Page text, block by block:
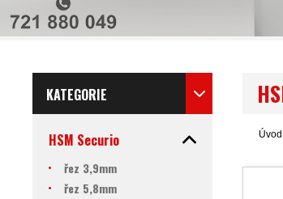
KATEGORIE
HSM Securio
řez 3,9mm
řez 5,8mm
Úvod